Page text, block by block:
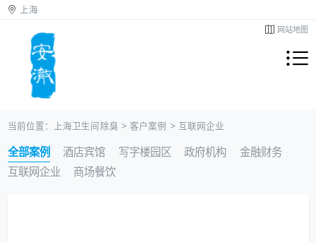
上海
网站地图
当前位置： 上海卫生间除臭 > 客户案例 > 互联网企业
全部案例 酒店宾馆 写字楼园区 政府机构
金融财务
互联网企业
商场餐饮